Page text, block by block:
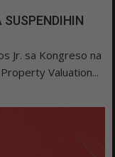
Jr. sa Kongreso na
Valuation...